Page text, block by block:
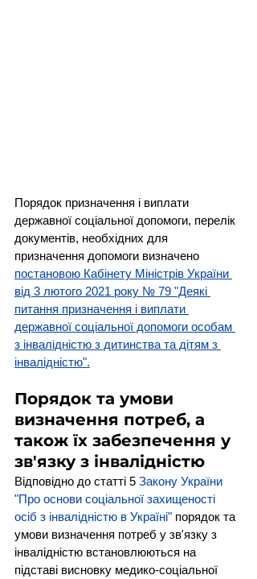
Порядок призначення і виплати
державної соціальної допомоги, перелік
документів, необхідних для
призначення допомоги визначено
постановою Кабінету Міністрів України
від 3 лютого 2021 року № 79 "Деякі
питання призначення і виплати
державної соціальної допомоги особам
з інвалідністю з дитинства та дітям з
інвалідністю".
Порядок та умови
визначення потреб, а
також їх забезпечення у
зв'язку з інвалідністю
Відповідно до статті 5 Закону України
"Про основи соціальної захищеності
осіб з інвалідністю в Україні" порядок та
умови визначення потреб у зв'язку з
інвалідністю встановлюються на
підставі висновку медико-соціальної